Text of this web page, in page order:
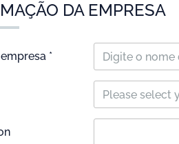
DA EMPRESA
*
Please select